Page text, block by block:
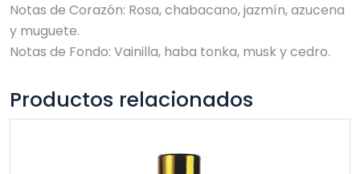
Notas de Corazón: Rosa, chabacano, jazmín, azucena
y muguete.
Notas de Fondo: Vainilla, haba tonka, musk y cedro.
Productos relacionados